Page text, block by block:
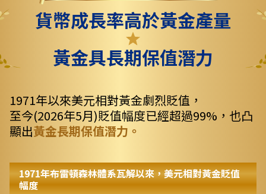
貨幣成長率高於黃金產量
黃金具長期保值潛力
1971年以來美元相對黃金劇烈貶值，
至今(2026年5月)貶值幅度已經超過99%，也凸
顯出黃金長期保值潛力。
1971年布雷頓森林體系瓦解以來，美元相對黃金貶值
幅度